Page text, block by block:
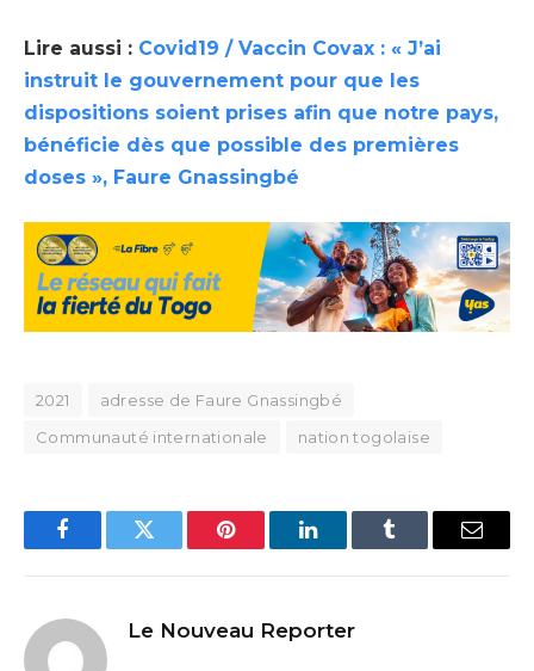
Lire aussi : Covid19 / Vaccin Covax : « J’ai
instruit le gouvernement pour que les
dispositions soient prises afin que notre pays,
bénéficie dès que possible des premières
doses », Faure Gnassingbé
2021
adresse de Faure Gnassingbé
Communauté internationale
nation togolaise
FacebookTwitter Pinterest LinkedInTumblr Email
Le Nouveau Reporter